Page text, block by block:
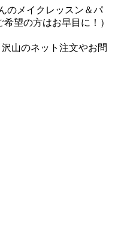
のメイクレッスン＆パ
望の方はお早目に！）
山のネット注文やお問